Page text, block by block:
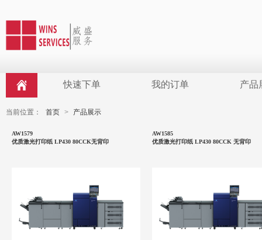
快速下单 我的订单 产品
当前位置： 首页 > 产品展示
AW1579
优质激光打印纸 LP430 80CCK无背印
的吸墨性能。产品整体结构有较
好的平整度，适用于A4单张纸的
打印，同时也用于工…
AW1585
优质激光打印纸 LP430 80CCK 无背印